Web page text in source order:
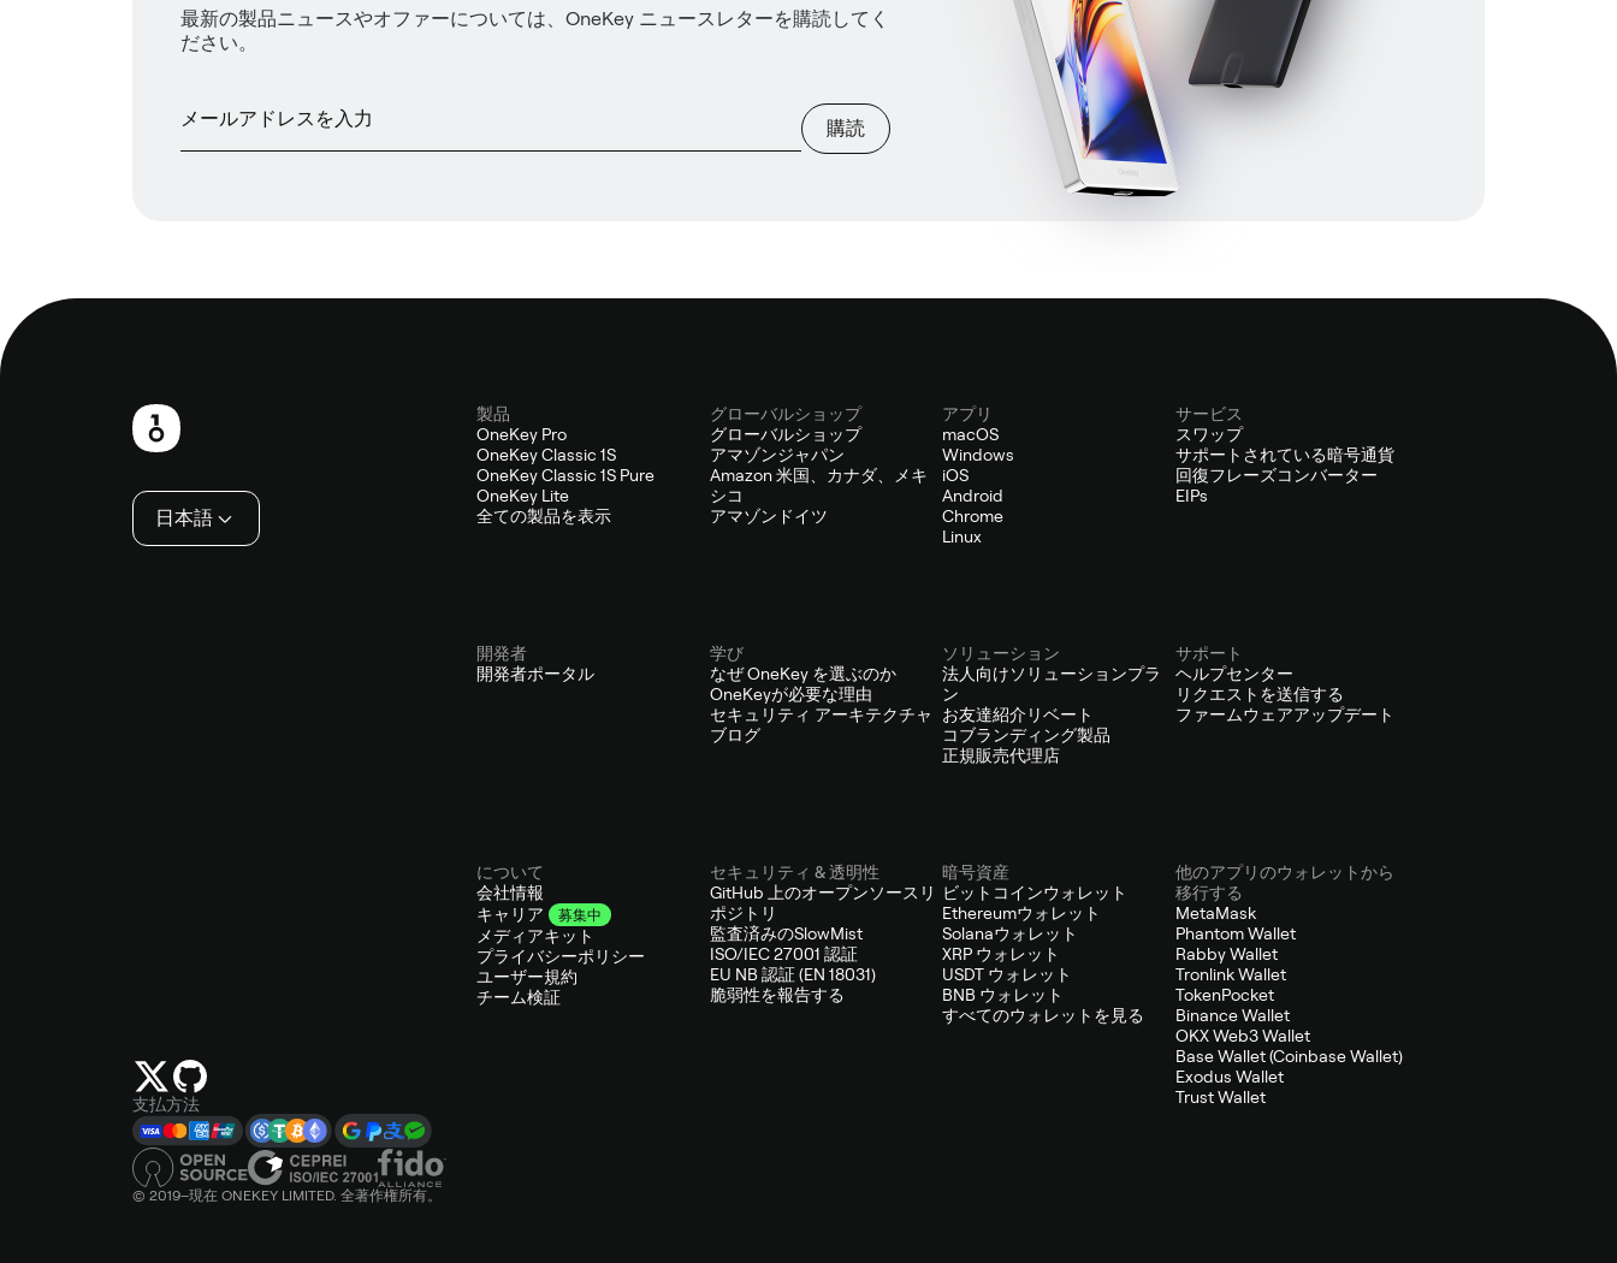
最新の製品ニュースやオファーについては、OneKey ニュースレターを購読してく
ださい。
購読
日本語
支払方法
© 2019–現在 ONEKEY LIMITED. 全著作権所有。
製品
OneKey Pro
OneKey Classic 1S
OneKey Classic 1S Pure
OneKey Lite
全ての製品を表示
グローバルショップ
グローバルショップ
アマゾンジャパン
Amazon 米国、カナダ、メキ
シコ
アマゾンドイツ
アプリ
macOS
Windows
iOS
Android
Chrome
Linux
サービス
スワップ
サポートされている暗号通貨
回復フレーズコンバーター
EIPs
開発者
開発者ポータル
学び
なぜ OneKey を選ぶのか
OneKeyが必要な理由
セキュリティ アーキテクチャ
ブログ
ソリューション
法人向けソリューションプラ
ン
お友達紹介リベート
コブランディング製品
正規販売代理店
サポート
ヘルプセンター
リクエストを送信する
ファームウェアアップデート
について
会社情報
キャリア
募集中
メディアキット
プライバシーポリシー
ユーザー規約
チーム検証
セキュリティ & 透明性
GitHub 上のオープンソースリ
ポジトリ
監査済みのSlowMist
ISO/IEC 27001 認証
EU NB 認証 (EN 18031)
脆弱性を報告する
暗号資産
ビットコインウォレット
Ethereumウォレット
Solanaウォレット
XRP ウォレット
USDT ウォレット
BNB ウォレット
すべてのウォレットを見る
他のアプリのウォレットから
移行する
MetaMask
Phantom Wallet
Rabby Wallet
Tronlink Wallet
TokenPocket
Binance Wallet
OKX Web3 Wallet
Base Wallet (Coinbase Wallet)
Exodus Wallet
Trust Wallet